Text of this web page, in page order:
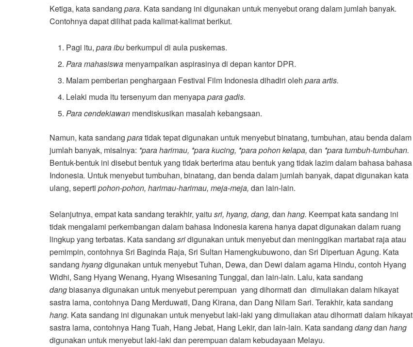
Ketiga, kata sandang para. Kata sandang ini digunakan untuk menyebut orang dalam jumlah banyak.
Contohnya dapat dilihat pada kalimat-kalimat berikut.
Pagi itu,para ibuberkumpul di aula puskemas.
Para mahasiswa menyampaikan aspirasinya di depan kantor DPR.
Malam pemberian penghargaan Festival Film Indonesia dihadiri olehpara artis.
Lelaki muda itu tersenyum dan menyapapara gadis.
Para cendekiawan mendiskusikan masalah kebangsaan.
Namun, kata sandang paratidak tepat digunakan untuk menyebut binatang, tumbuhan, atau benda dalam
jumlah banyak, misalnya: *para harimau, *para kucing, *para pohon kelapa, dan *para tumbuh-tumbuhan.
Bentuk-bentuk ini disebut bentuk yang tidak berterima atau bentuk yang tidak lazim dalam bahasa bahasa
Indonesia. Untuk menyebut tumbuhan, binatang, dan benda dalam jumlah banyak, dapat digunakan kata
ulang, seperti pohon-pohon, harimau-harimau, meja-meja, dan lain-lain.
Selanjutnya, empat kata sandang terakhir, yaitu sri, hyang, dang, dan hang. Keempat kata sandang ini
tidak mengalami perkembangan dalam bahasa Indonesia karena hanya dapat digunakan dalam ruang
lingkup yang terbatas. Kata sandang sridigunakan untuk menyebut dan meninggikan martabat raja atau
pemimpin, contohnya Sri Baginda Raja, Sri Sultan Hamengkubuwono, dan Sri Dipertuan Agung. Kata
sandang hyangdigunakan untuk menyebut Tuhan, Dewa, dan Dewi dalam agama Hindu, contoh Hyang
Widhi, Sang Hyang Wenang, Hyang Wisesaning Tunggal, dan lain-lain. Lalu, kata sandang
dangbiasanya digunakan untuk menyebut perempuan yang dihormati dan dimuliakan dalam hikayat
sastra lama, contohnya Dang Merduwati, Dang Kirana, dan Dang Nilam Sari. Terakhir, kata sandang
hang. Kata sandang ini digunakan untuk menyebut laki-laki yang dimuliakan atau dihormati dalam hikayat
sastra lama, contohnya Hang Tuah, Hang Jebat, Hang Lekir, dan lain-lain. Kata sandang dangdan hang
digunakan untuk menyebut laki-laki dan perempuan dalam kebudayaan Melayu.